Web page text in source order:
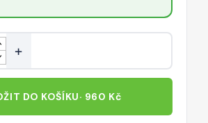
–
titanový
+
DO KOŠÍKU· 960 Kč